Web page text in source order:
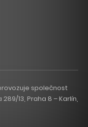
společnost
13, Praha 8 – Karlín,